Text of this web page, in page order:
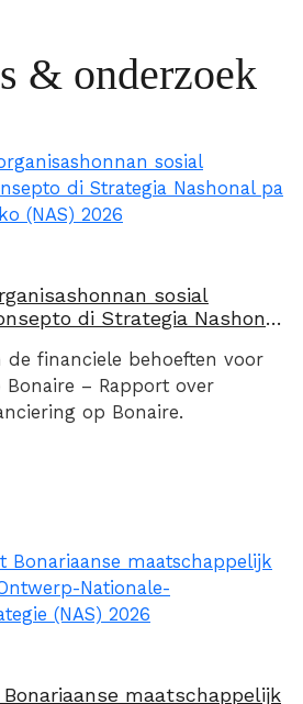
& onderzoek
sosial
di Strategia Nashonal
de financiele behoeften voor
– Rapport over
op Bonaire.
maatschappelijk